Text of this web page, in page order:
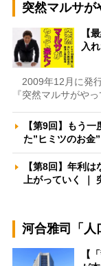
突然マルサが
【
入
2009年12月に発
『突然マルサがや
【第9回】もう
た”ヒミツのお金
【第8回】年利
上がっていく ｜
河合雅司「人
【